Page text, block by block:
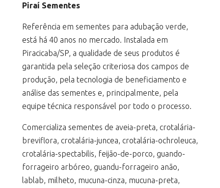
Piraí Sementes
Referência em sementes para adubação verde,
está há 40 anos no mercado. Instalada em
Piracicaba/SP, a qualidade de seus produtos é
garantida pela seleção criteriosa dos campos de
produção, pela tecnologia de beneficiamento e
análise das sementes e, principalmente, pela
equipe técnica responsável por todo o processo.
Comercializa sementes de aveia-preta, crotalária-
breviflora, crotalária-juncea, crotalária-ochroleuca,
crotalária-spectabilis, feijão-de-porco, guando-
forrageiro arbóreo, guandu-forrageiro anão,
lablab, milheto, mucuna-cinza, mucuna-preta,